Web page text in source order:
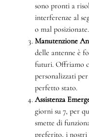
sono pronti a
interferenze al
o mal posizionate.
Manutenzione
delle antenne è
futuri. Offriamo
personalizzati
perfetto stato.
Assistenza
giorni su 7, per
smette di
preferito, i nostri